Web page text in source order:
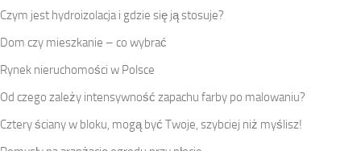
Czym jest hydroizolacja i gdzie się ją stosuje?
Dom czy mieszkanie – co wybrać
Rynek nieruchomości w Polsce
Od czego zależy intensywność zapachu farby po malowaniu?
Cztery ściany w bloku, mogą być Twoje, szybciej niż myślisz!